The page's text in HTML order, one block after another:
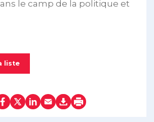
le camp de la politique et
liste